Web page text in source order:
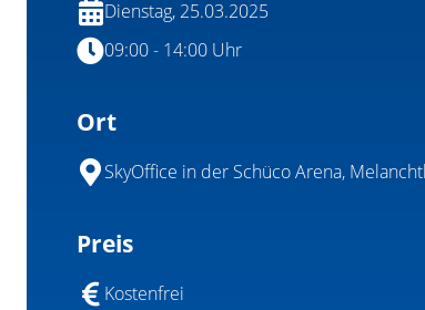
Dienstag, 25.03.2025
09:00 - 14:00 Uhr
Ort
SkyOffice in der Schüco Arena,
Preis
Kostenfrei